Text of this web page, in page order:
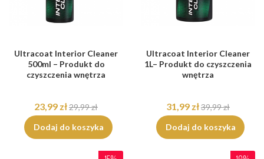
Ultracoat Interior Cleaner
500ml – Produkt do
czyszczenia wnętrza
23,99 zł29,99 zł
Dodaj do koszyka
Ultracoat Interior Cleaner
1L– Produkt do czyszczenia
wnętrza
31,99 zł39,99 zł
Dodaj do koszyka